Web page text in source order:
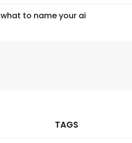
what to name your ai
TAGS